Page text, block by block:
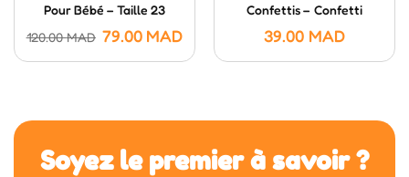
Pour Bébé – Taille 23
120.00MAD 79.00 MAD
Confettis – Confetti
Poppers (20 Cm)
39.00 MAD
Soyez le premier à savoir ?